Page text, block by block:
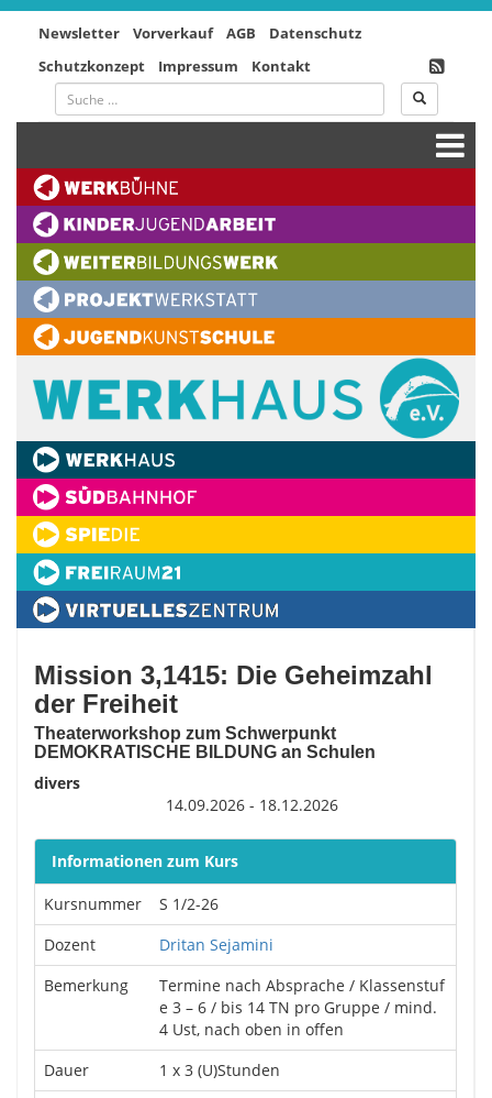
Newsletter Vorverkauf AGB
Datenschutz
Schutzkonzept
Impressum Kontakt
Mission 3,1415: Die Geheimzahl
der Freiheit
Theaterworkshop zum Schwerpunkt
DEMOKRATISCHE BILDUNG an Schulen
divers
14.09.2026 - 18.12.2026
Informationen zum Kurs
Kursnummer
S 1/2-26
Dozent
Dritan Sejamini
Bemerkung
Termine nach Absprache / Klassenstuf
e 3 – 6 / bis 14 TN pro Gruppe / mind.
4 Ust, nach oben in offen
Dauer
1 x 3 (U)Stunden